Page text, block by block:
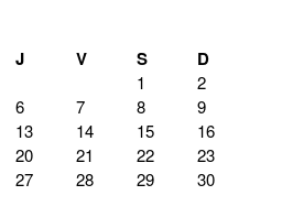
J V S D
1
2
6 7 8
9
13 14 15
16
20 21 22
23
27 28 29
30